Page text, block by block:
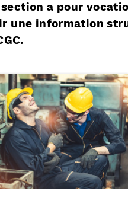
a pour
une information